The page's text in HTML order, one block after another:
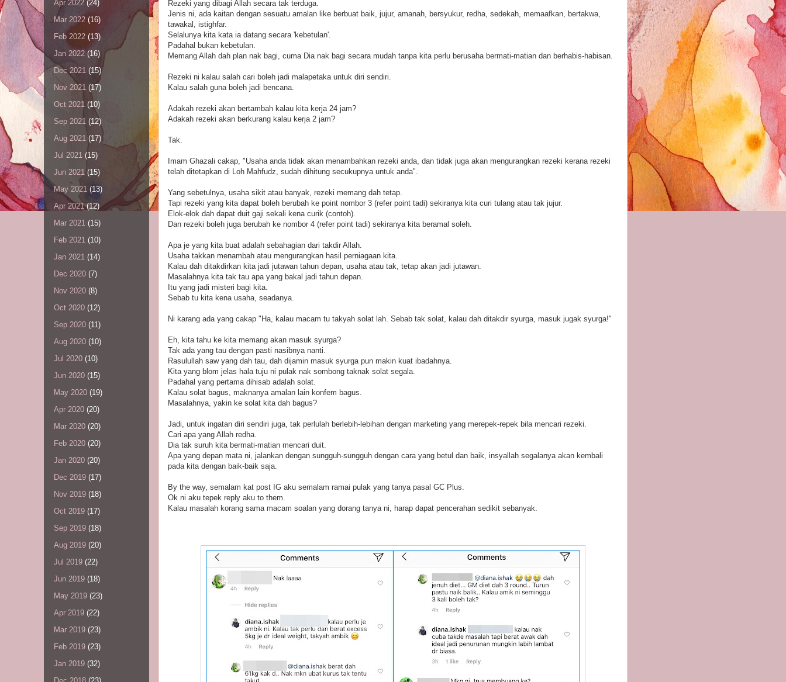
Rezeki yang dibagi Allah secara tak terduga.
Jenis ni, ada kaitan dengan sesuatu amalan like berbuat baik, jujur, amanah, bersyukur, redha, sedekah, memaafkan, bertakwa,
tawakal, istighfar.
Selalunya kita kata ia datang secara 'kebetulan'.
Padahal bukan kebetulan.
Memang Allah dah plan nak bagi, cuma Dia nak bagi secara mudah tanpa kita perlu berusaha bermati-matian dan berhabis-habisan.
Rezeki ni kalau salah cari boleh jadi malapetaka untuk diri sendiri.
Kalau salah guna boleh jadi bencana.
Adakah rezeki akan bertambah kalau kita kerja 24 jam?
Adakah rezeki akan berkurang kalau kerja 2 jam?
Tak.
Imam Ghazali cakap, "Usaha anda tidak akan menambahkan rezeki anda, dan tidak juga akan mengurangkan rezeki kerana rezeki
telah ditetapkan di Loh Mahfudz, sudah dihitung secukupnya untuk anda".
Yang sebetulnya, usaha sikit atau banyak, rezeki memang dah tetap.
Tapi rezeki yang kita dapat boleh berubah ke point nombor 3 (refer point tadi) sekiranya kita curi tulang atau tak jujur.
Elok-elok dah dapat duit gaji sekali kena curik (contoh).
Dan rezeki boleh juga berubah ke nombor 4 (refer point tadi) sekiranya kita beramal soleh.
Apa je yang kita buat adalah sebahagian dari takdir Allah.
Usaha takkan menambah atau mengurangkan hasil perniagaan kita.
Kalau dah ditakdirkan kita jadi jutawan tahun depan, usaha atau tak, tetap akan jadi jutawan.
Masalahnya kita tak tau apa yang bakal jadi tahun depan.
Itu yang jadi misteri bagi kita.
Sebab tu kita kena usaha, seadanya.
Ni karang ada yang cakap "Ha, kalau macam tu takyah solat lah. Sebab tak solat, kalau dah ditakdir syurga, masuk jugak syurga!"
Eh, kita tahu ke kita memang akan masuk syurga?
Tak ada yang tau dengan pasti nasibnya nanti.
Rasulullah saw yang dah tau, dah dijamin masuk syurga pun makin kuat ibadahnya.
Kita yang blom jelas hala tuju ni pulak nak sombong taknak solat segala.
Padahal yang pertama dihisab adalah solat.
Kalau solat bagus, maknanya amalan lain konfem bagus.
Masalahnya, yakin ke solat kita dah bagus?
Jadi, untuk ingatan diri sendiri juga, tak perlulah berlebih-lebihan dengan marketing yang merepek-repek bila mencari rezeki.
Cari apa yang Allah redha.
Dia tak suruh kita bermati-matian mencari duit.
Apa yang depan mata ni, jalankan dengan sungguh-sungguh dengan cara yang betul dan baik, insyallah segalanya akan kembali
pada kita dengan baik-baik saja.
By the way, semalam kat post IG aku semalam ramai pulak yang tanya pasal GC Plus.
Ok ni aku tepek reply aku to them.
Kalau masalah korang sama macam soalan yang dorang tanya ni, harap dapat pencerahan sedikit sebanyak.
Apr 2022 (24)
Mar 2022 (16)
Feb 2022 (13)
Jan 2022 (16)
Dec 2021 (15)
Nov 2021 (17)
Oct 2021 (10)
Sep 2021 (12)
Aug 2021 (17)
Jul 2021 (15)
Jun 2021(15)
May 2021 (13)
Apr 2021(12)
Mar 2021 (15)
Feb 2021 (10)
Jan 2021 (14)
Dec 2020 (7)
Nov 2020 (8)
Oct 2020 (12)
Sep 2020 (11)
Aug 2020 (10)
Jul 2020 (10)
Jun 2020 (15)
May 2020 (19)
Apr 2020 (20)
Mar 2020 (20)
Feb 2020 (20)
Jan 2020 (20)
Dec 2019 (17)
Nov 2019 (18)
Oct 2019 (17)
Sep 2019 (18)
Aug 2019 (20)
Jul 2019 (22)
Jun 2019 (18)
May 2019 (23)
Apr 2019 (22)
Mar 2019 (23)
Feb 2019 (23)
Jan 2019 (32)